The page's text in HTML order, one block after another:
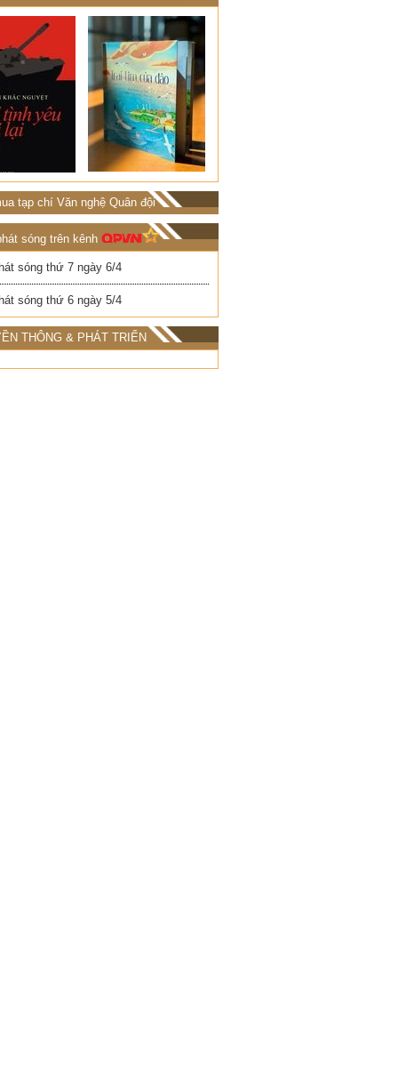
tạp chí Văn nghệ Quân đội
sóng trên kênh
sóng thứ 7 ngày 6/4
sóng thứ 6 ngày 5/4
THÔNG & PHÁT TRIỂN